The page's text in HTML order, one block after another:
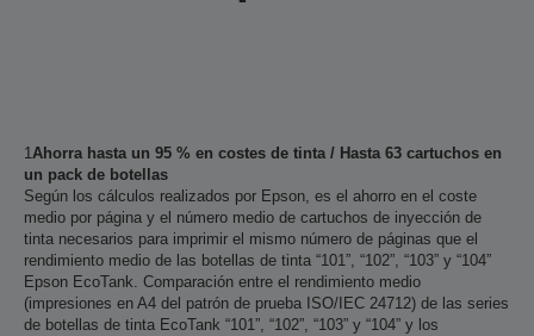
1Ahorra hasta un 95 % en costes de tinta / Hasta 63 cartuchos en
un pack de botellas
Según los cálculos realizados por Epson, es el ahorro en el coste
medio por página y el número medio de cartuchos de inyección de
tinta necesarios para imprimir el mismo número de páginas que el
rendimiento medio de las botellas de tinta “101”, “102”, “103” y “104”
Epson EcoTank. Comparación entre el rendimiento medio
(impresiones en A4 del patrón de prueba ISO/IEC 24712) de las series
de botellas de tinta EcoTank “101”, “102”, “103” y “104” y los